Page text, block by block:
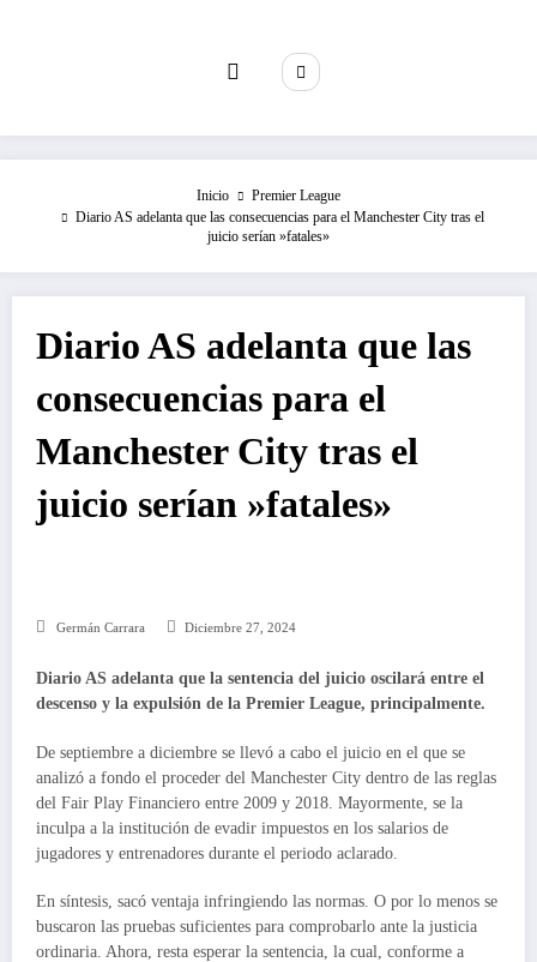
Inicio
Premier League
Diario AS adelanta que las consecuencias para el Manchester City tras el
juicio serían »fatales»
Diario AS adelanta que las
consecuencias para el
Manchester City tras el
juicio serían »fatales»
Germán Carrara Diciembre 27, 2024
Diario AS adelanta que la sentencia del juicio oscilará entre el
descenso y la expulsión de la Premier League, principalmente.
De septiembre a diciembre se llevó a cabo el juicio en el que se
analizó a fondo el proceder del Manchester City dentro de las reglas
del Fair Play Financiero entre 2009 y 2018. Mayormente, se la
inculpa a la institución de evadir impuestos en los salarios de
jugadores y entrenadores durante el periodo aclarado.
En síntesis, sacó ventaja infringiendo las normas. O por lo menos se
buscaron las pruebas suficientes para comprobarlo ante la justicia
ordinaria. Ahora, resta esperar la sentencia, la cual, conforme a